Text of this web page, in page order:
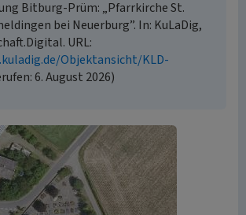
Bitburg-Prüm: „Pfarrkirche St.
bei Neuerburg”. In: KuLaDig,
URL:
Objektansicht/KLD-
6. August 2026)